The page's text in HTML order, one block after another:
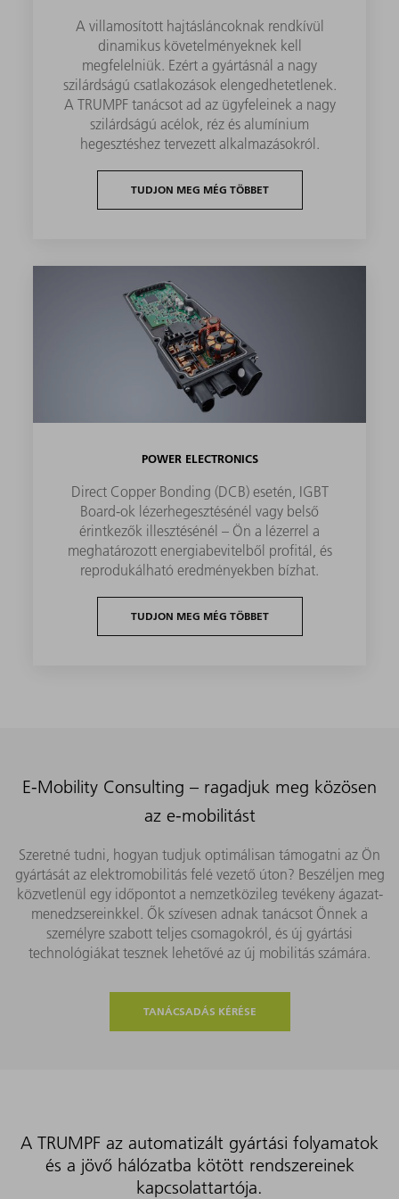
A villamosított hajtásláncoknak rendkívül
dinamikus követelményeknek kell
megfelelniük. Ezért a gyártásnál a nagy
szilárdságú csatlakozások elengedhetetlenek.
A TRUMPF tanácsot ad az ügyfeleinek a nagy
szilárdságú acélok, réz és alumínium
hegesztéshez tervezett alkalmazásokról.
TUDJON MEG MÉG TÖBBET
POWER ELECTRONICS
Direct Copper Bonding (DCB) esetén, IGBT
Board-ok lézerhegesztésénél vagy belső
érintkezők illesztésénél – Ön a lézerrel a
meghatározott energiabevitelből profitál, és
reprodukálható eredményekben bízhat.
TUDJON MEG MÉG TÖBBET
E-Mobility Consulting – ragadjuk meg közösen
az e-mobilitást
Szeretné tudni, hogyan tudjuk optimálisan támogatni az Ön
gyártását az elektromobilitás felé vezető úton? Beszéljen meg
közvetlenül egy időpontot a nemzetközileg tevékeny ágazat-
menedzsereinkkel. Ők szívesen adnak tanácsot Önnek a
személyre szabott teljes csomagokról, és új gyártási
technológiákat tesznek lehetővé az új mobilitás számára.
TANÁCSADÁS KÉRÉSE
A TRUMPF az automatizált gyártási folyamatok
és a jövő hálózatba kötött rendszereinek
kapcsolattartója.